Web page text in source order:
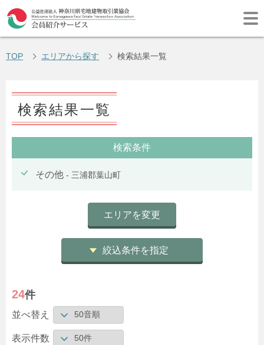
TOP エリアから探す 検索結果一覧
検索結果一覧
検索条件
その他 - 三浦郡葉山町
エリアを変更
絞込条件を指定
24件
並べ替え
表示件数